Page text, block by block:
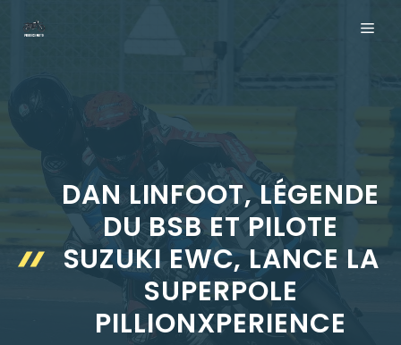
DAN LINFOOT, LÉGENDE
DU BSB ET PILOTE
SUZUKI EWC, LANCE LA
SUPERPOLE
PILLIONXPERIENCE